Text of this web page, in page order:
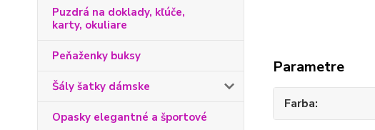
Puzdrá na doklady, kľúče,
karty, okuliare
Peňaženky buksy
Šály šatky dámske
Opasky elegantné a športové
Parametre
Farba